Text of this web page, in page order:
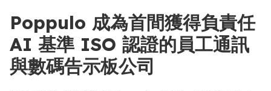
Poppulo 成為首間獲得負責任
AI 基準 ISO 認證的員工通訊
與數碼告示板公司